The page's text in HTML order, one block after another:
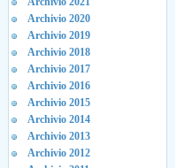
Archivio 2020
Archivio 2019
Archivio 2018
Archivio 2017
Archivio 2016
Archivio 2015
Archivio 2014
Archivio 2013
Archivio 2012